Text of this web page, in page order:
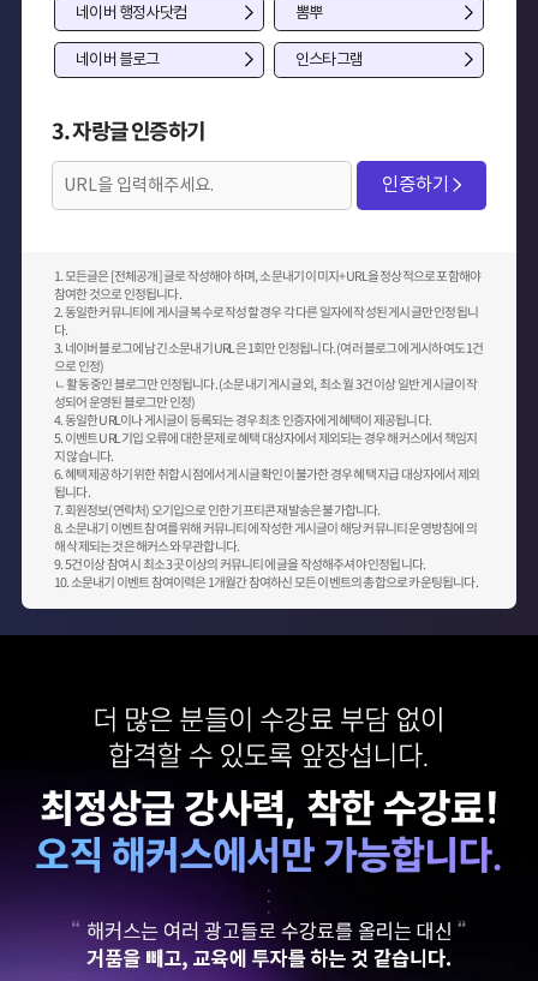
네이버 행정사닷컴 뽐뿌
네이버 블로그 인스타그램
3. 자랑글 인증하기
인증하기
1. 모든글은 [전체공개] 글로 작성해야 하며, 소문내기 이미지+URL을 정상적으로 포함해야
참여한 것으로 인정됩니다.
2. 동일한 커뮤니티에 게시글 복수로 작성할 경우 각 다른 일자에 작성된 게시글만 인정됩니
다.
3. 네이버 블로그에 남긴 소문내기 URL은 1회만 인정됩니다. (여러 블로그에 게시하여도 1건
으로 인정)
ㄴ 활동 중인 블로그만 인정됩니다. (소문내기 게시글 외, 최소 월 3건 이상 일반 게시글이 작
성되어 운영된 블로그만 인정)
4. 동일한 URL이나 게시글이 등록되는 경우 최초 인증자에게 혜택이 제공됩니다.
5. 이벤트 URL 기입 오류에 대한 문제로 혜택 대상자에서 제외되는 경우 해커스에서 책임지
지 않습니다.
6. 혜택 제공하기 위한 취합 시점에서 게시글 확인이 불가한 경우 혜택 지급 대상자에서 제외
됩니다.
7. 회원정보(연락처) 오기입으로 인한 기프티콘 재발송은 불가합니다.
8. 소문내기 이벤트 참여를 위해 커뮤니티에 작성한 게시글이 해당 커뮤니티 운영방침에 의
해 삭제되는 것은 해커스와 무관합니다.
9. 5건 이상 참여 시 최소 3곳 이상의 커뮤니티에 글을 작성해주셔야 인정됩니다.
10. 소문내기 이벤트 참여이력은 1개월간 참여하신 모든 이벤트의 총합으로 카운팅됩니다.